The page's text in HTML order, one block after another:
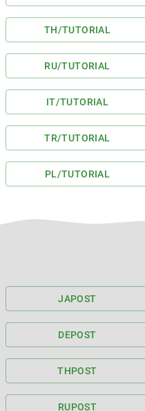
TH/TUTORIAL
RU/TUTORIAL
IT/TUTORIAL
TR/TUTORIAL
PL/TUTORIAL
JAPOST
DEPOST
THPOST
RUPOST